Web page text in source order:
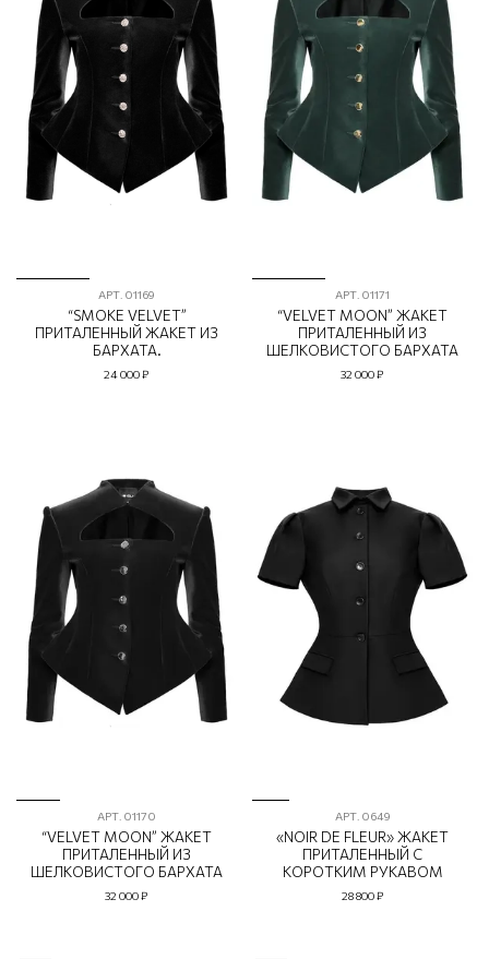
АРТ. 01169
“SMOKE VELVET”
ПРИТАЛЕННЫЙ ЖАКЕТ ИЗ
БАРХАТА.
24 000 ₽
АРТ. 01171
“VELVET MOON” ЖАКЕТ
ПРИТАЛЕННЫЙ ИЗ
ШЕЛКОВИСТОГО БАРХАТА
32 000 ₽
АРТ. 01170
“VELVET MOON” ЖАКЕТ
ПРИТАЛЕННЫЙ ИЗ
ШЕЛКОВИСТОГО БАРХАТА
32 000 ₽
АРТ. 0649
«NOIR DE FLEUR» ЖАКЕТ
ПРИТАЛЕННЫЙ С
КОРОТКИМ РУКАВОМ
28 800 ₽